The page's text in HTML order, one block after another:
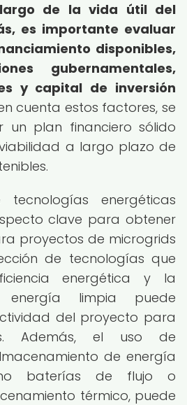
de la vida útil del
es importante evaluar
disponibles,
gubernamentales,
y capital de inversión
cuenta estos factores, se
un plan financiero sólido
a largo plazo de
energéticas
clave para obtener
proyectos de microgrids
de tecnologías que
energética y la
energía limpia puede
del proyecto para
Además, el uso de
de energía
baterías de flujo o
térmico, puede